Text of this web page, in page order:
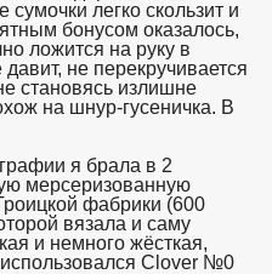
легко скользит и
бонусом оказалось,
ложится на руку в
не перекручивается
становясь излишне
на шнур-гусеничка. В
я брала в 2
мерсеризованную
фабрики (600
вязала и саму
и немного жёсткая,
Clover №0